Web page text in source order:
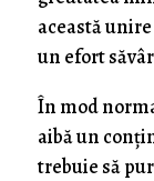
această
un efort
În mod
aibă un
trebuie să